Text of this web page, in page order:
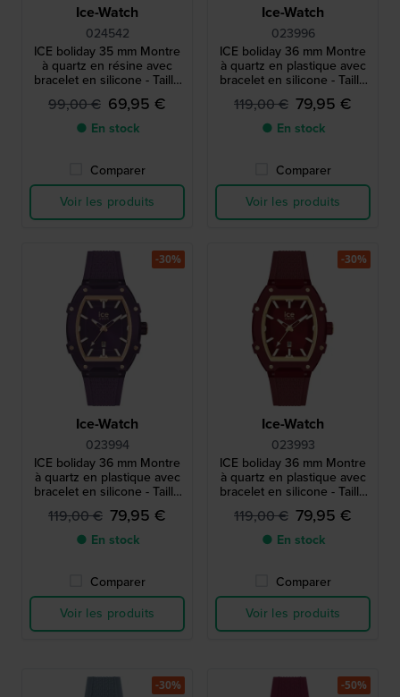
Ice-Watch
024542
ICE boliday 35 mm Montre
à quartz en résine avec
bracelet en silicone - Taille
petite
99,00 € 69,95 €
● En stock
Comparer
Voir les produits
Ice-Watch
023996
ICE boliday 36 mm Montre
à quartz en plastique avec
bracelet en silicone - Taille
petite
119,00 € 79,95 €
● En stock
Comparer
Voir les produits
Ice-Watch
023994
ICE boliday 36 mm Montre
à quartz en plastique avec
bracelet en silicone - Taille
petite
119,00 € 79,95 €
● En stock
Comparer
Voir les produits
-30%
Ice-Watch
023993
ICE boliday 36 mm Montre
à quartz en plastique avec
bracelet en silicone - Taille
petite
119,00 € 79,95 €
● En stock
Comparer
Voir les produits
-30%
-30% -50%